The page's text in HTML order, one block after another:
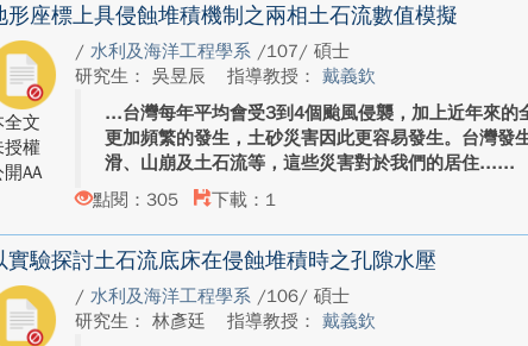
形座標上具侵蝕堆積機制之兩相土石流數值模擬
全文
授權
AA
/水利及海洋工程學系 /107/ 碩士
研究生： 吳昱辰
指導教授：戴義欽
台灣每年平均會受3到4個颱風侵襲，加上近年來
更加頻繁的發生，土砂災害因此更容易發生。台灣發
滑、山崩及土石流等，這些災害對於我們的居住...
點閱：305
下載：1
實驗探討土石流底床在侵蝕堆積時之孔隙水壓
/水利及海洋工程學系 /106/ 碩士
研究生： 林彥廷
指導教授：戴義欽